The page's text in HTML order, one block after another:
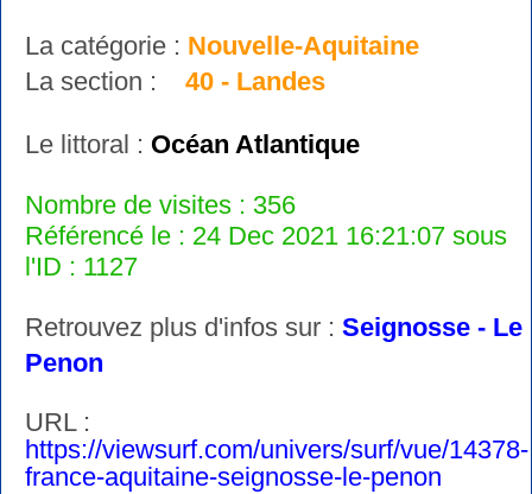
La catégorie : Nouvelle-Aquitaine
La section : 40 - Landes
Le littoral : Océan Atlantique
Nombre de visites : 356
Référencé le : 24 Dec 2021 16:21:07 sous
l'ID : 1127
Retrouvez plus d'infos sur : Seignosse - Le
Penon
URL :
https://viewsurf.com/univers/surf/vue/14378-
france-aquitaine-seignosse-le-penon